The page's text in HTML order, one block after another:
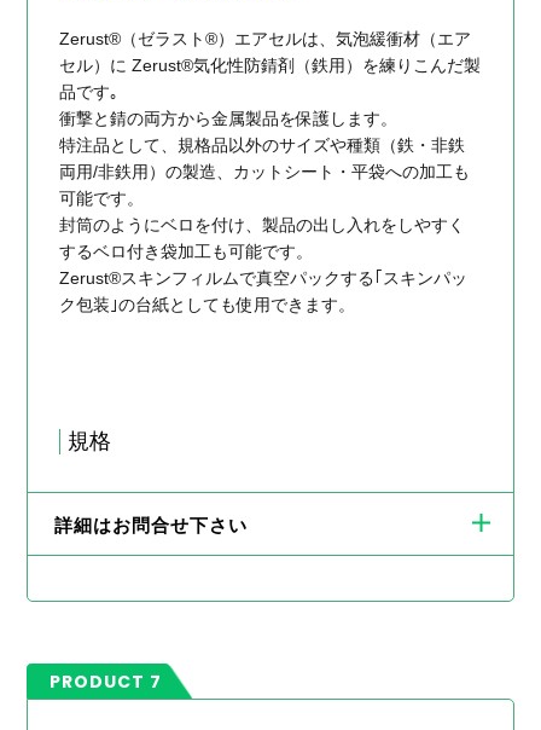
Zerust®（ゼラスト®）エアセルは、気泡緩衝材（エア
セル）に Zerust®気化性防錆剤（鉄用）を練りこんだ製
品です｡
衝撃と錆の両方から金属製品を保護します。
特注品として、規格品以外のサイズや種類（鉄・非鉄
両用/非鉄用）の製造、カットシート・平袋への加工も
可能です。
封筒のようにベロを付け、製品の出し入れをしやすく
するベロ付き袋加工も可能です。
Zerust®スキンフィルムで真空パックする｢スキンパッ
ク包装｣の台紙としても使用できます。
規格
詳細はお問合せ下さい
PRODUCT 7